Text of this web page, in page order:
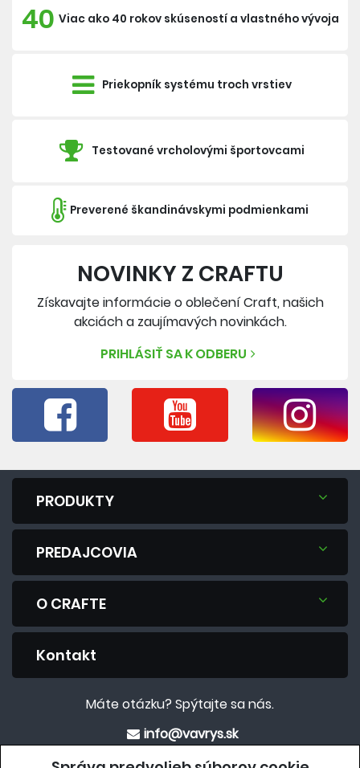
40 Viac ako 40 rokov skúseností a vlastného vývoja
Priekopník systému troch vrstiev
Testované vrcholovými športovcami
Preverené škandinávskymi podmienkami
NOVINKY Z CRAFTU
Získavajte informácie o oblečení Craft, našich
akciách a zaujímavých novinkách.
PRIHLÁSIŤ SA K ODBERU
PRODUKTY
PREDAJCOVIA
O CRAFTE
Kontakt
Máte otázku? Spýtajte sa nás.
info@vavrys.sk
+421 911 454 422